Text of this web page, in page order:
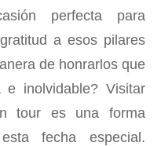
perfecta para
a esos pilares
de honrarlos que
inolvidable? Visitar
tour es una forma
fecha especial.